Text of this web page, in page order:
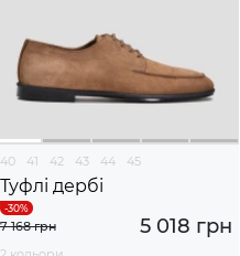
40 41 42 43 44 45
Туфлі дербі
5 018 грн
7 168 грн